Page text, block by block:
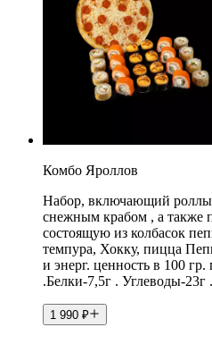
Комбо Яроллов
Набор, включающий роллы
снежным крабом , а также
состоящую из колбасок
темпура, Хокку, пицца
и энерг. ценность в 100
.Белки-7,5г . Углеводы-
1 990 ₽